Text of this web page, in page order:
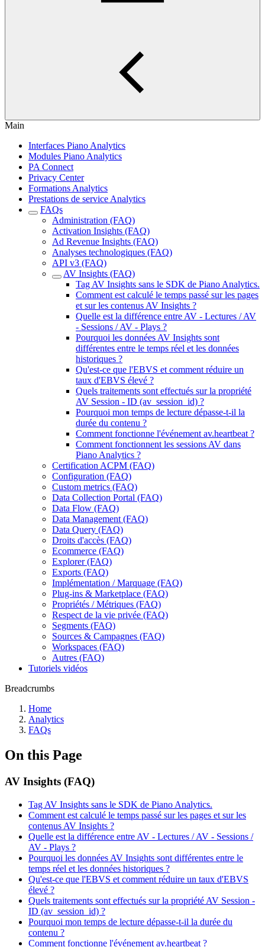
Main
Interfaces Piano Analytics
Modules Piano Analytics
PA Connect
Privacy Center
Formations Analytics
Prestations de service Analytics
FAQs
Administration (FAQ)
Activation Insights (FAQ)
Ad Revenue Insights (FAQ)
Analyses technologiques (FAQ)
API v3 (FAQ)
AV Insights (FAQ)
Tag AV Insights sans le SDK de Piano Analytics.
Comment est calculé le temps passé sur les pages
et sur les contenus AV Insights ?
Quelle est la différence entre AV - Lectures / AV
- Sessions / AV - Plays ?
Pourquoi les données AV Insights sont
différentes entre le temps réel et les données
historiques ?
Qu'est-ce que l'EBVS et comment réduire un
taux d'EBVS élevé ?
Quels traitements sont effectués sur la propriété
AV Session - ID (av_session_id) ?
Pourquoi mon temps de lecture dépasse-t-il la
durée du contenu ?
Comment fonctionne l'événement av.heartbeat ?
Comment fonctionnent les sessions AV dans
Piano Analytics ?
Certification ACPM (FAQ)
Configuration (FAQ)
Custom metrics (FAQ)
Data Collection Portal (FAQ)
Data Flow (FAQ)
Data Management (FAQ)
Data Query (FAQ)
Droits d'accès (FAQ)
Ecommerce (FAQ)
Explorer (FAQ)
Exports (FAQ)
Implémentation / Marquage (FAQ)
Plug-ins & Marketplace (FAQ)
Propriétés / Métriques (FAQ)
Respect de la vie privée (FAQ)
Segments (FAQ)
Sources & Campagnes (FAQ)
Workspaces (FAQ)
Autres (FAQ)
Tutoriels vidéos
Breadcrumbs
Home
Analytics
FAQs
On this Page
AV Insights (FAQ)
Tag AV Insights sans le SDK de Piano Analytics.
Comment est calculé le temps passé sur les pages et sur les
contenus AV Insights ?
Quelle est la différence entre AV - Lectures / AV - Sessions /
AV - Plays ?
Pourquoi les données AV Insights sont différentes entre le
temps réel et les données historiques ?
Qu'est-ce que l'EBVS et comment réduire un taux d'EBVS
élevé ?
Quels traitements sont effectués sur la propriété AV Session -
ID (av_session_id) ?
Pourquoi mon temps de lecture dépasse-t-il la durée du
contenu ?
Comment fonctionne l'événement av.heartbeat ?